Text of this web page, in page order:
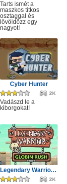
Tarts ismét a
maszkos titkos
osztaggal és
lövöldözz egy
nagyot!
Cyber Hunter
2K
Vadászd le a
kiborgokat!
Legendary Warrior GR
2K